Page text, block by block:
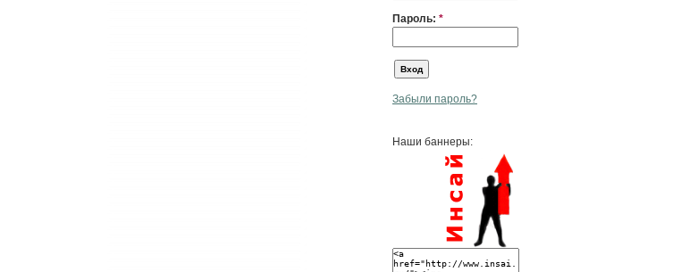
Пароль: *
Забыли пароль?
Наши баннеры: